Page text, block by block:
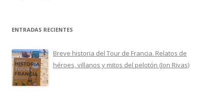
ENTRADAS RECIENTES
Breve historia del Tour de Francia. Relatos de
héroes, villanos y mitos del pelotón (Jon Rivas)